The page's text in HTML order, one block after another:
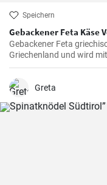
Speichern
Gebackener Feta Käse
Gebackener Feta
Griechenland und wird
aus Schafsmilch und
Gebackener Feta im
aus.
Greta